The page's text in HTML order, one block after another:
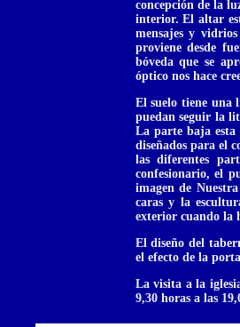
concepción de la
interior. El altar
mensajes y
proviene desde
bóveda que se
óptico nos hace
El suelo tiene una
puedan seguir la
La parte baja
diseñados para el
las diferentes
confesionario, el
imagen de
caras y la
exterior cuando la
El diseño del
el efecto de la
La visita a la
9,30 horas a las